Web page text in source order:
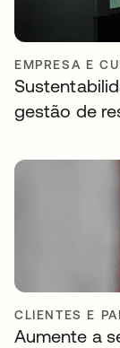
EMPRESA E
gestão de
CLIENTES E
Aumente a